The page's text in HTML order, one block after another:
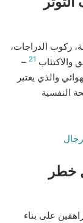
ركوب الدراجات،
والاكتئاب 21
–
والذي يعتبر
النفسية
خطر
على بناء